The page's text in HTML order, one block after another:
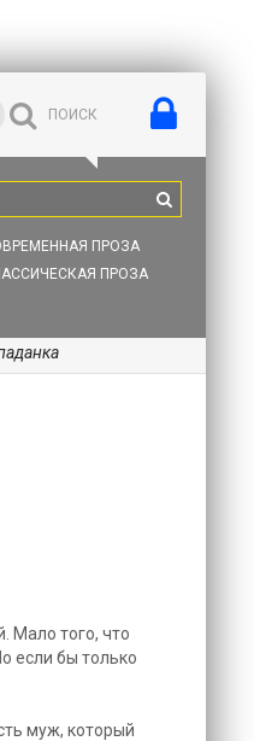
ПРОЗА
ПРОЗА
Мало того, что
если бы только
муж, который